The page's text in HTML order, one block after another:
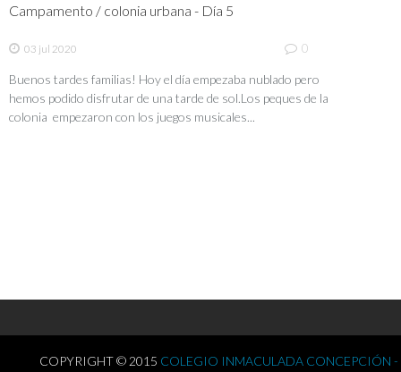
Campamento / colonia urbana - Día 5
03 jul 2020 0
Buenos tardes familias! Hoy el día empezaba nublado pero
hemos podido disfrutar de una tarde de sol.Los peques de la
colonia empezaron con los juegos musicales...
COPYRIGHT © 2015 COLEGIO INMACULADA CONCEPCIÓN -